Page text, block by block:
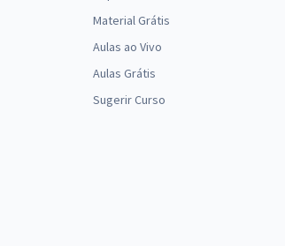
Material Grátis
Aulas ao Vivo
Aulas Grátis
Sugerir Curso